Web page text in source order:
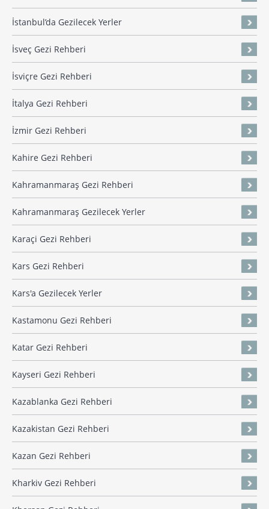
İstanbul’da Gezilecek Yerler
İsveç Gezi Rehberi
İsviçre Gezi Rehberi
İtalya Gezi Rehberi
İzmir Gezi Rehberi
Kahire Gezi Rehberi
Kahramanmaraş Gezi Rehberi
Kahramanmaraş Gezilecek Yerler
Karaçi Gezi Rehberi
Kars Gezi Rehberi
Kars'a Gezilecek Yerler
Kastamonu Gezi Rehberi
Katar Gezi Rehberi
Kayseri Gezi Rehberi
Kazablanka Gezi Rehberi
Kazakistan Gezi Rehberi
Kazan Gezi Rehberi
Kharkiv Gezi Rehberi